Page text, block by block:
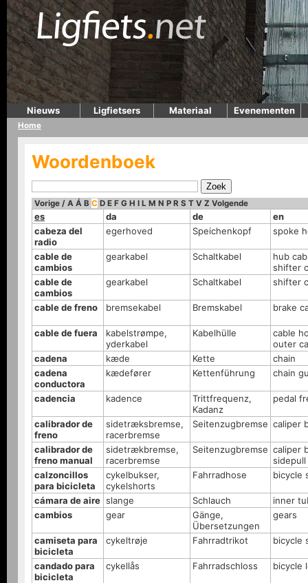
Nieuws Ligfietsers Materiaal Evenementen
Home
Woordenboek
Vorige / A Á B C D E F G H I L M N P R S T V Z Volgende
es da de
en
cabeza del
radio
egerhoved Speichenkopf spoke
cable de
cambios
gearkabel Schaltkabel
hub
shifter
cable de
cambios
gearkabel Schaltkabel shifter
cable de freno bremsekabel Bremskabel brake
cable de fuera
kabelstrømpe,
yderkabel
Kabelhülle
cable
outer
cadena
kæde Kette
chain
cadena
conductora
kædefører Kettenführung chain
cadencia kadence
Trittfrequenz,
Kadanz
pedal
calibrador de
freno
sidetræksbremse,
racerbremse
Seitenzugbremse caliper
calibrador de
freno manual
sidetrækbremse,
racerbremse
Seitenzugbremse caliper
sidepull
calzoncillos
para bicicleta
cykelbukser,
cykelshorts
Fahrradhose bicycle
cámara de aire slange Schlauch
inner
cambios
gear
Gänge,
Übersetzungen
gears
camiseta para
bicicleta
cykeltrøje Fahrradtrikot bicycle
candado para
bicicleta
cykellås Fahrradschloss bicycle